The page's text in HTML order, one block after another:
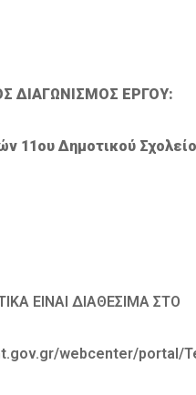
ΔΙΑΓΩΝΙΣΜΟΣ ΕΡΓΟΥ:
11ου Δημοτικού
ΕΙΝΑΙ ΔΙΑΘΕΣΙΜΑ ΣΤΟ
webcenter/portal/